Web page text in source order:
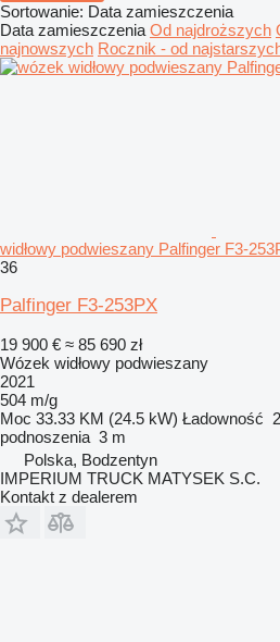
Sortowanie: Data zamieszczenia
Data zamieszczenia Od najdroższych
najnowszych Rocznik - od
widłowy podwieszany Palfinger F3-
36
Palfinger F3-253PX
19 900 € ≈ 85 690 zł
Wózek widłowy podwieszany
2021
504 m/g
Moc 33.33 KM (24.5 kW) Ładowność
podnoszenia 3 m
Polska, Bodzentyn
IMPERIUM TRUCK MATYSEK S.C.
Kontakt z dealerem